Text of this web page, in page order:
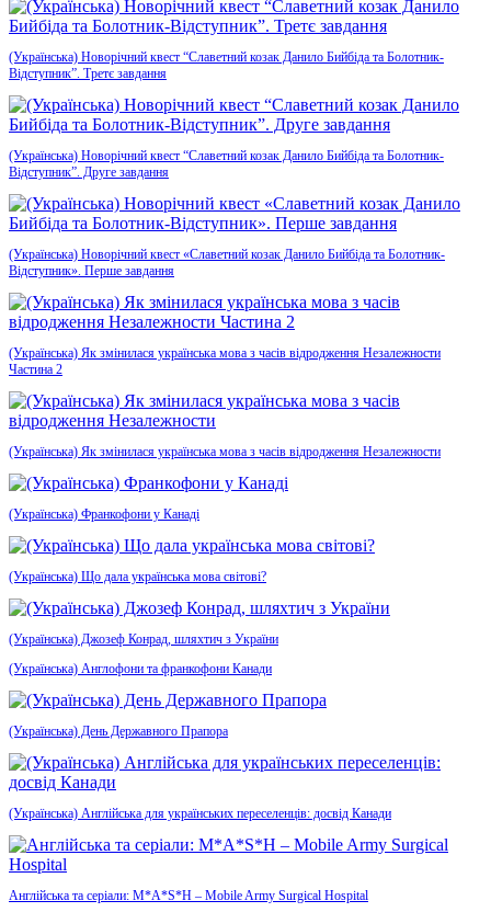
(Українська) Новорічний квест “Славетний козак Данило Бийбіда та Болотник-
Відступник”. Третє завдання
(Українська) Новорічний квест “Славетний козак Данило Бийбіда та Болотник-
Відступник”. Друге завдання
(Українська) Новорічний квест «Славетний козак Данило Бийбіда та Болотник-
Відступник». Перше завдання
(Українська) Як змінилася українська мова з часів відродження Незалежности
Частина 2
(Українська) Як змінилася українська мова з часів відродження Незалежности
(Українська) Франкофони у Канаді
(Українська) Що дала українська мова світові?
(Українська) Джозеф Конрад, шляхтич з України
(Українська) Англофони та франкофони Канади
(Українська) День Державного Прапора
(Українська) Англійська для українських переселенців: досвід Канади
Англійська та серіали: M*A*S*H – Mobile Army Surgical Hospital